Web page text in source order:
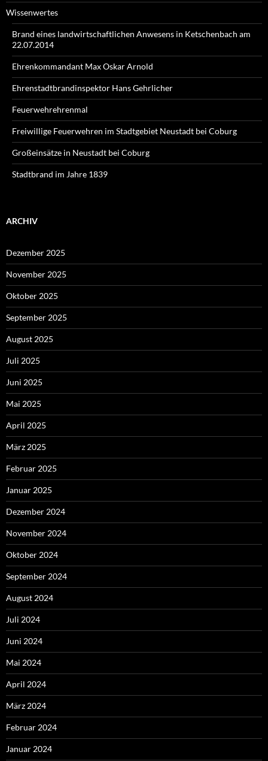
Wissenwertes
Brand eines landwirtschaftlichen Anwesens in Ketschenbach am
22.07.2014
Ehrenkommandant Max Oskar Arnold
Ehrenstadtbrandinspektor Hans Gehrlicher
Feuerwehrehrenmal
Freiwillige Feuerwehren im Stadtgebiet Neustadt bei Coburg
Großeinsätze in Neustadt bei Coburg
Stadtbrand im Jahre 1839
ARCHIV
Dezember 2025
November 2025
Oktober 2025
September 2025
August 2025
Juli 2025
Juni 2025
Mai 2025
April 2025
März 2025
Februar 2025
Januar 2025
Dezember 2024
November 2024
Oktober 2024
September 2024
August 2024
Juli 2024
Juni 2024
Mai 2024
April 2024
März 2024
Februar 2024
Januar 2024